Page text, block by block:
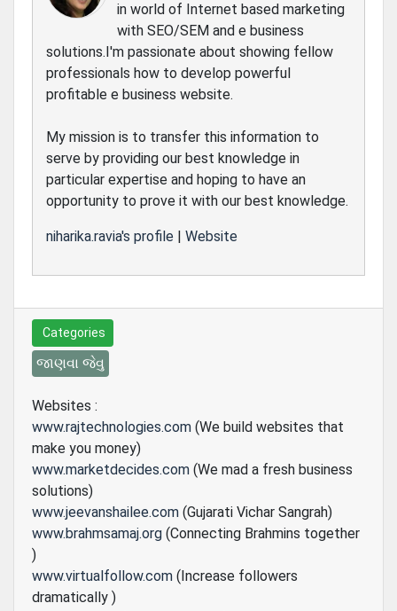
in world of Internet based marketing
with SEO/SEM and e business
solutions.I'm passionate about showing fellow
professionals how to develop powerful
profitable e business website.
My mission is to transfer this information to
serve by providing our best knowledge in
particular expertise and hoping to have an
opportunity to prove it with our best knowledge.
niharika.ravia's profile | Website
Categories
જાણવા જેવુ
Websites :
www.rajtechnologies.com (We build websites that
make you money)
www.marketdecides.com (We mad a fresh business
solutions)
www.jeevanshailee.com (Gujarati Vichar Sangrah)
www.brahmsamaj.org (Connecting Brahmins together
)
www.virtualfollow.com (Increase followers
dramatically )